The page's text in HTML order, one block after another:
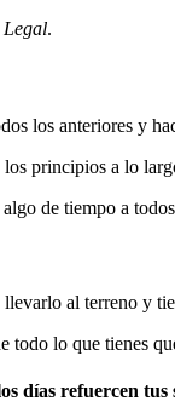
Legal.
los anteriores y
los principios a lo
algo de tiempo a
al terreno y
todo lo que tienes
días refuercen tus